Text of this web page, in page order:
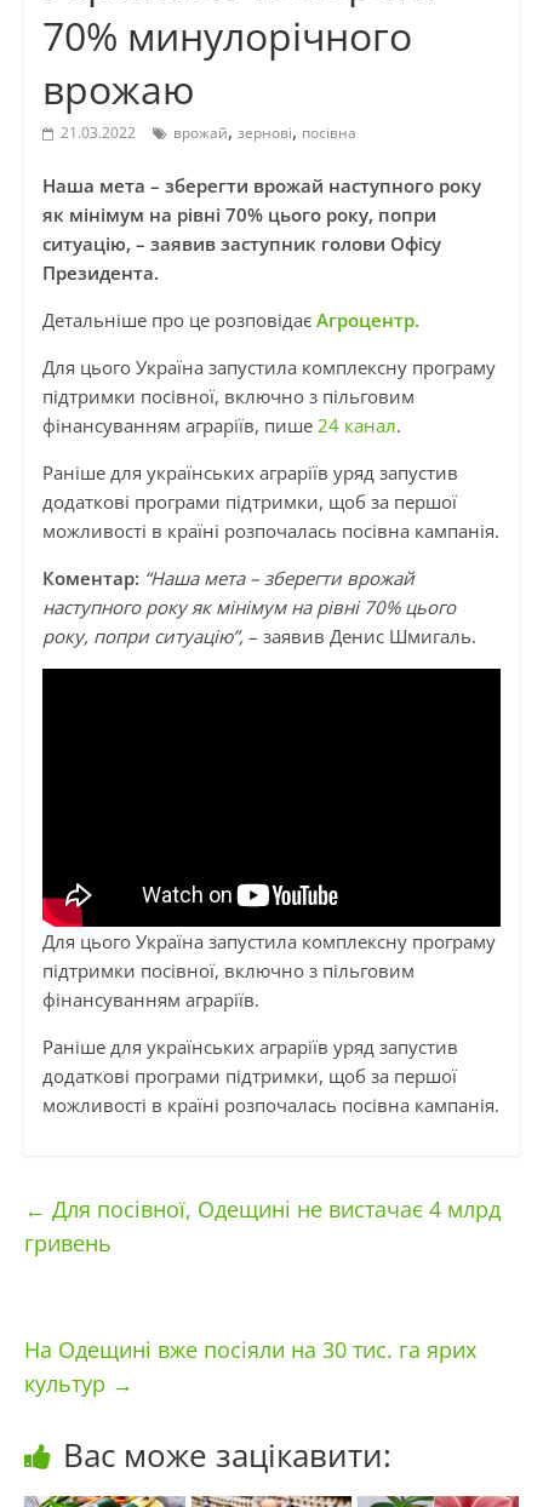
70% минулорічного
врожаю
21.03.2022 врожай, зернові, посівна
Наша мета – зберегти врожай наступного року
як мінімум на рівні 70% цього року, попри
ситуацію, – заявив заступник голови Офісу
Президента.
Детальніше про це розповідає Агроцентр.
Для цього Україна запустила комплексну програму
підтримки посівної, включно з пільговим
фінансуванням аграріїв, пише 24 канал.
Раніше для українських аграріїв уряд запустив
додаткові програми підтримки, щоб за першої
можливості в країні розпочалась посівна кампанія.
Коментар: “Наша мета – зберегти врожай
наступного року як мінімум на рівні 70% цього
року, попри ситуацію”, – заявив Денис Шмигаль.
Для цього Україна запустила комплексну програму
підтримки посівної, включно з пільговим
фінансуванням аграріїв.
Раніше для українських аграріїв уряд запустив
додаткові програми підтримки, щоб за першої
можливості в країні розпочалась посівна кампанія.
← Для посівної, Одещині не вистачає 4 млрд
гривень
На Одещині вже посіяли на 30 тис. га ярих
культур →
Вас може зацікавити: